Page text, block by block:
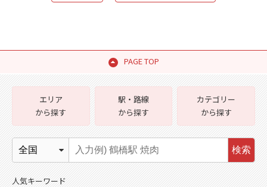
PAGE TOP
エリア
から探す
駅・路線
から探す
カテゴリー
から探す
検索
人気キーワード